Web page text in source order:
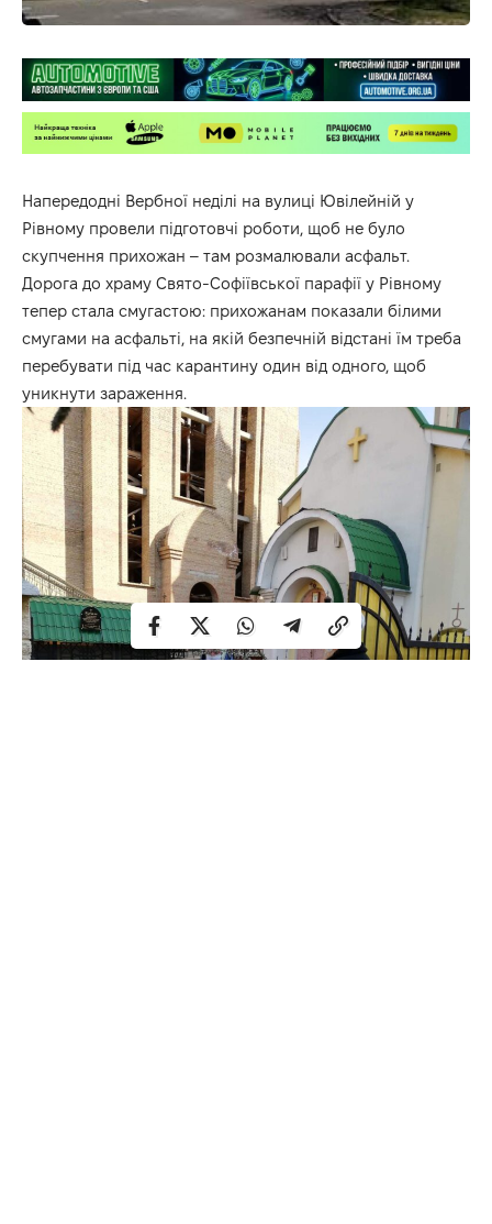
Напередодні Вербної неділі на вулиці Ювілейній у
Рівному провели підготовчі роботи, щоб не було
скупчення прихожан – там розмалювали асфальт.
Дорога до храму Свято-Софіївської парафії у Рівному
тепер стала смугастою: прихожанам показали білими
смугами на асфальті, на якій безпечній відстані їм треба
перебувати під час карантину один від одного, щоб
уникнути зараження.